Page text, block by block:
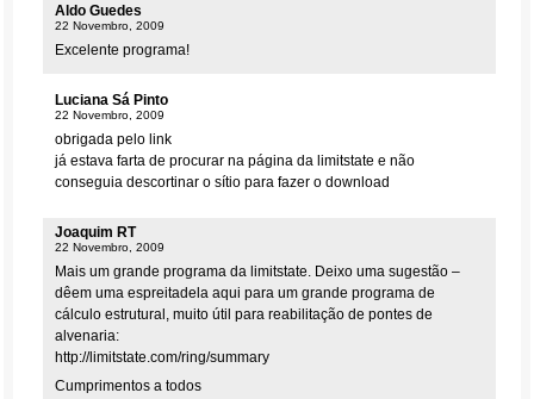
Aldo Guedes
22 Novembro, 2009
Excelente programa!
Luciana Sá Pinto
22 Novembro, 2009
obrigada pelo link
já estava farta de procurar na página da limitstate e não
conseguia descortinar o sítio para fazer o download
Joaquim RT
22 Novembro, 2009
Mais um grande programa da limitstate. Deixo uma sugestão –
dêem uma espreitadela aqui para um grande programa de
cálculo estrutural, muito útil para reabilitação de pontes de
alvenaria:
http://limitstate.com/ring/summary
Cumprimentos a todos